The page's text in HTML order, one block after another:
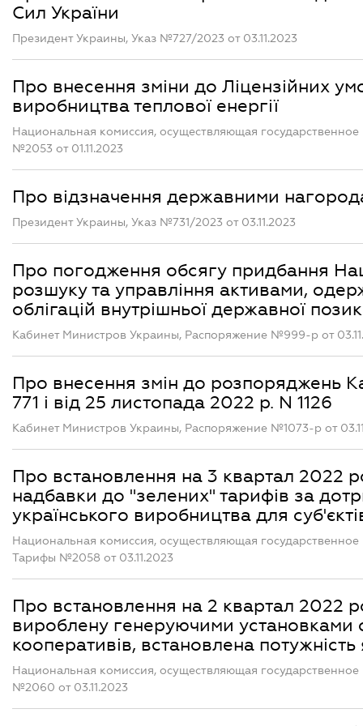
Сил України
Президент Украины, Указ №727/2023 от 03.11.2023
Про внесення зміни до Ліцензійних
виробництва теплової енергії
Национальная комиссия, осуществляющая
№2053 от 01.11.2023
Про відзначення державними
Президент Украины, Указ №731/2023 от 03.11.2023
Про погодження обсягу придбання
розшуку та управління активами,
облігацій внутрішньої державної
Кабинет Министров Украины, Распоряжение №999-р от
Про внесення змін до розпоряджень
771 і від 25 листопада 2022 р. N 1126
Кабинет Министров Украины, Распоряжение №1073-р от
Про встановлення на 3 квартал 2022
надбавки до "зелених" тарифів за
українського виробництва для
Национальная комиссия, осуществляющая
Тарифы №2058 от 03.11.2023
Про встановлення на 2 квартал 2022
вироблену генеруючими установками
кооперативів, встановлена
Национальная комиссия, осуществляющая
№2060 от 03.11.2023